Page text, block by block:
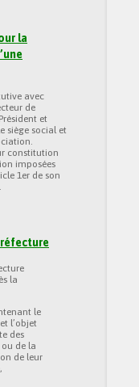
la
avec
de
et
siège social et
constitution
imposées
1er de son
la
le
l’objet
des
de la
de leur